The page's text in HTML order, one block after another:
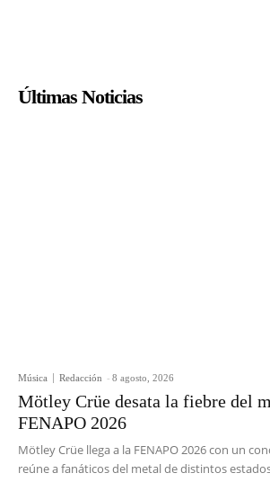
Últimas Noticias
Música Redacción - 8 agosto, 2026
Mötley Crüe desata la fiebre del
FENAPO 2026
Mötley Crüe llega a la FENAPO 2026 con un
reúne a fanáticos del metal de distintos